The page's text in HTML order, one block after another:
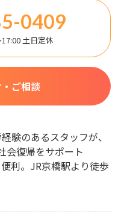
0409
土日定休
ご相談
験のあるスタッフが、
会復帰をサポート
利。JR京橋駅より徒歩